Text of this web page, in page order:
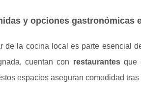
y opciones gastronómicas
de la cocina local es parte esencial
cuentan con restaurantesque
espacios aseguran comodidad